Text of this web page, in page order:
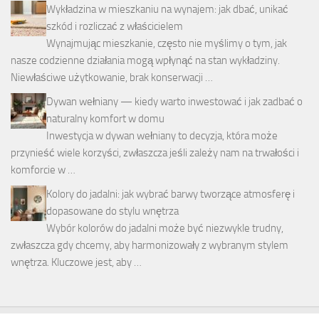
Wykładzina w mieszkaniu na wynajem: jak dbać, unikać
szkód i rozliczać z właścicielem
Wynajmując mieszkanie, często nie myślimy o tym, jak
nasze codzienne działania mogą wpłynąć na stan wykładziny.
Niewłaściwe użytkowanie, brak konserwacji …
Dywan wełniany — kiedy warto inwestować i jak zadbać o
naturalny komfort w domu
Inwestycja w dywan wełniany to decyzja, która może
przynieść wiele korzyści, zwłaszcza jeśli zależy nam na trwałości i
komforcie w …
Kolory do jadalni: jak wybrać barwy tworzące atmosferę i
dopasowane do stylu wnętrza
Wybór kolorów do jadalni może być niezwykle trudny,
zwłaszcza gdy chcemy, aby harmonizowały z wybranym stylem
wnętrza. Kluczowe jest, aby …